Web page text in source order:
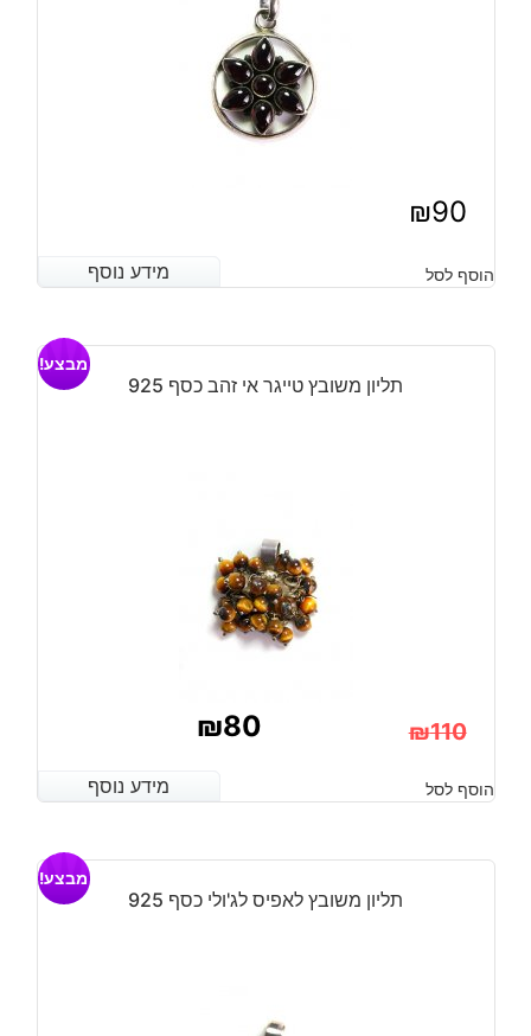
₪90
מידע נוסף הוסף לסל מידע נוסף
תליון משובץ טייגר אי זהב כסף 925
מבצע!
₪110
המקורי
היה:
₪110.
₪80
הנוכחי
הוא:
מידע נוסף הוסף לסל מידע נוסף
תליון משובץ לאפיס לג'ולי כסף 925
מבצע!